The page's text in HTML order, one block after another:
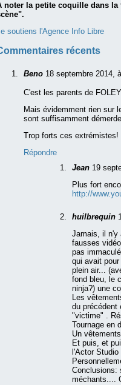
noter la petite coquille dans
soutiens l'Agence Info Libre
récents
Beno 18 septembre 2014,
C'est les parents de
Mais évidemment rien sur
sont suffisamment
Trop forts ces extrémistes!
Répondre
Jean 19
Plus fort
http://
huilbrequin
Jamais, il n'y
fausses
pas
qui avait
plein air...
fond bleu, le
ninja?) une
Les
du précédent
"victime" .
Tournage en
Un
Et puis, et
l'Actor
Conclusions:
méchants....